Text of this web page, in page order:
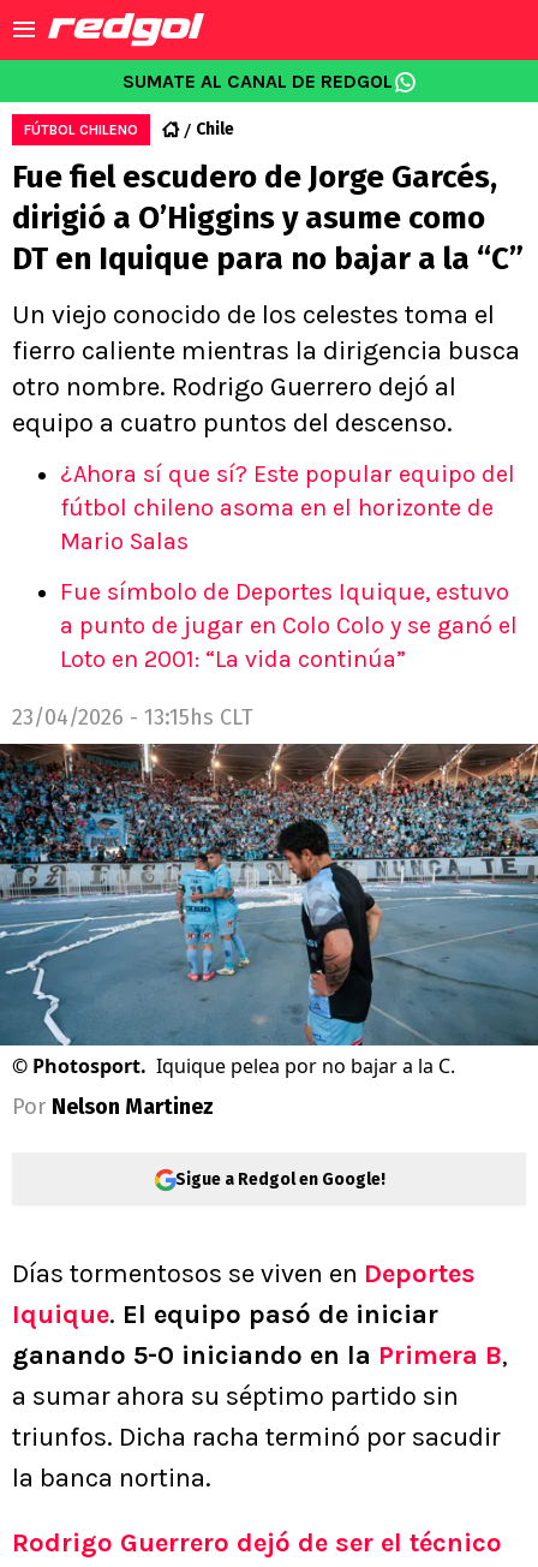
SUMATE AL CANAL DE REDGOL
FÚTBOL CHILENO Chile
Fue fiel escudero de Jorge Garcés,
dirigió a O’Higgins y asume como
DT en Iquique para no bajar a la “C”
Un viejo conocido de los celestes toma el
fierro caliente mientras la dirigencia busca
otro nombre. Rodrigo Guerrero dejó al
equipo a cuatro puntos del descenso.
¿Ahora sí que sí? Este popular equipo del
fútbol chileno asoma en el horizonte de
Mario Salas
Fue símbolo de Deportes Iquique, estuvo
a punto de jugar en Colo Colo y se ganó el
Loto en 2001: “La vida continúa”
23/04/2026 - 13:15hs CLT
© Photosport. Iquique pelea por no bajar a la C.
Por Nelson Martinez
Sigue a Redgol en Google!
Días tormentosos se viven en Deportes
Iquique. El equipo pasó de iniciar
ganando 5-0 iniciando en la Primera B,
a sumar ahora su séptimo partido sin
triunfos. Dicha racha terminó por sacudir
la banca nortina.
Rodrigo Guerrero dejó de ser el técnico